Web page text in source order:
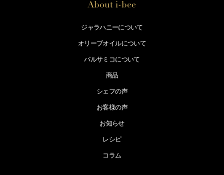
About i-bee
ジャラハニーについて
オリーブオイルについて
バルサミコについて
商品
シェフの声
お客様の声
お知らせ
レシピ
コラム